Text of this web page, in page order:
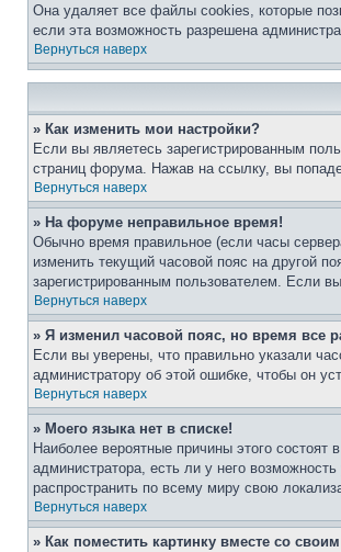
Она удаляет все файлы cookies, которые
если эта возможность разрешена
Вернуться наверх
» Как изменить мои настройки?
Если вы являетесь зарегистрированным
страниц форума. Нажав на ссылку, вы
Вернуться наверх
» На форуме неправильное время!
Обычно время правильное (если часы
изменить текущий часовой пояс на другой
зарегистрированным пользователем. Если
Вернуться наверх
» Я изменил часовой пояс, но время все
Если вы уверены, что правильно указали
администратору об этой ошибке, чтобы он
Вернуться наверх
» Моего языка нет в списке!
Наиболее вероятные причины этого
администратора, есть ли у него
распространить по всему миру свою
Вернуться наверх
» Как поместить картинку вместе со